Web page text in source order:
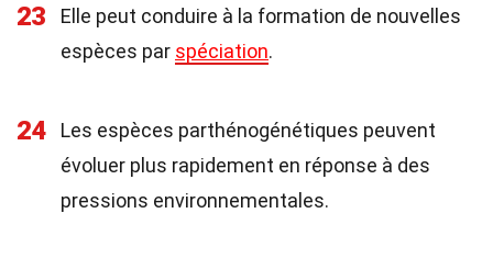
23
Elle peut conduire à la formation de nouvelles
espèces par spéciation.
24
Les espèces parthénogénétiques peuvent
évoluer plus rapidement en réponse à des
pressions environnementales.